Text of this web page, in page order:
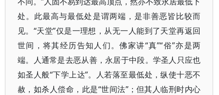
处。此最高与最低处是谓两端，是非善恶皆比较而
见。“天堂”仅是一理想，从无一人能到了天堂再返回
世间，将其经历告知人们。佛家讲“真”“俗”亦是两
端。人通常是去恶从善，永居于中段。学圣人只应也
如圣人般“下学上达”。人若落至最低处，纵使十恶不
赦，如杀人偿命，此是“世间法”；但其人临刑时内心